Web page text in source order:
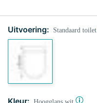
Uitvoering: Standaard toilet
Kleur: